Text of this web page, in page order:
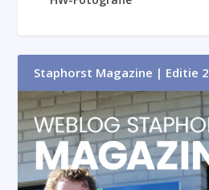
Staphorst Magazine | Editie 2